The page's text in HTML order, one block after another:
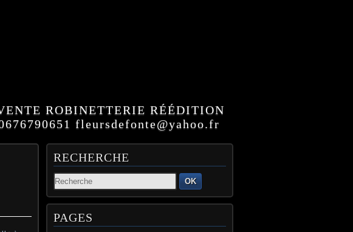
ROBINETTERIE RÉÉDITION
fleursdefonte@yahoo.fr
RECHERCHE
OK
PAGES